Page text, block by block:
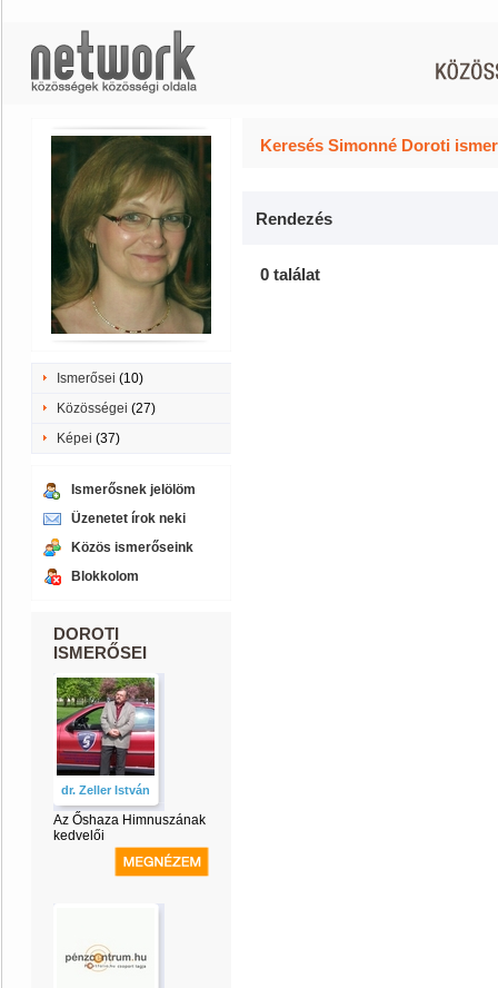
Ismerősei (10)
Közösségei (27)
Képei (37)
Ismerősnek jelölöm
Üzenetet írok neki
Közös ismerőseink
Blokkolom
DOROTI
ISMERŐSEI
dr. Zeller István
Az Őshaza Himnuszának
kedvelői
Keresés Simonné Doroti
Rendezés
0 találat